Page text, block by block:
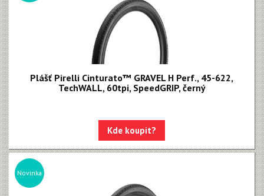
Plášť Pirelli Cinturato™ GRAVEL H Perf., 45-622,
TechWALL, 60tpi, SpeedGRIP, černý
Kde koupit?
Novinka